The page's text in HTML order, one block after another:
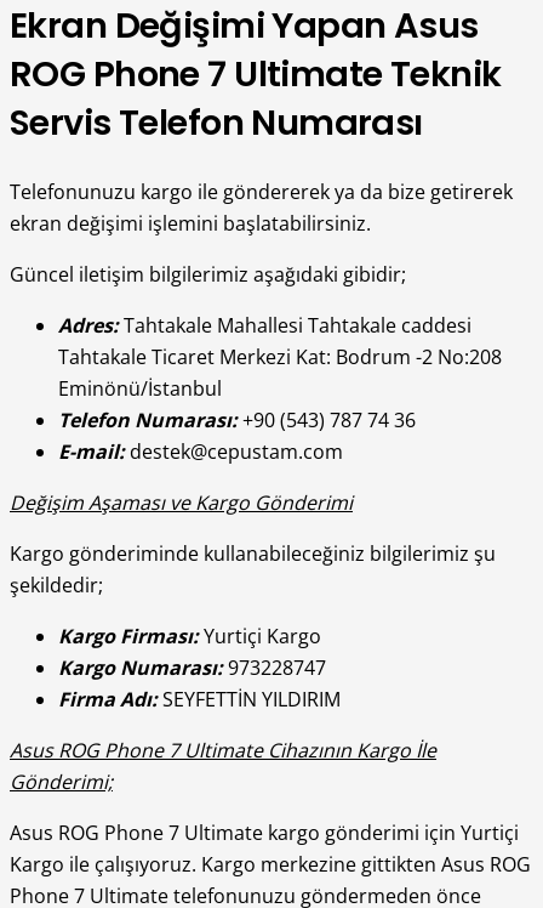
Ekran Değişimi Yapan Asus
ROG Phone 7 Ultimate Teknik
Servis Telefon Numarası
Telefonunuzu kargo ile göndererek ya da bize getirerek
ekran değişimi işlemini başlatabilirsiniz.
Güncel iletişim bilgilerimiz aşağıdaki gibidir;
Adres:Tahtakale Mahallesi Tahtakale caddesi
Tahtakale Ticaret Merkezi Kat: Bodrum -2 No:208
Eminönü/İstanbul
Telefon Numarası:+90 (543) 787 74 36
E-mail:destek@cepustam.com
Değişim Aşaması ve Kargo Gönderimi
Kargo gönderiminde kullanabileceğiniz bilgilerimiz şu
şekildedir;
Kargo Firması:Yurtiçi Kargo
Kargo Numarası:973228747
Firma Adı:SEYFETTİN YILDIRIM
Asus ROG Phone 7 Ultimate Cihazının Kargo İle
Gönderimi;
Asus ROG Phone 7 Ultimate kargo gönderimi için Yurtiçi
Kargo ile çalışıyoruz. Kargo merkezine gittikten Asus ROG
Phone 7 Ultimate telefonunuzu göndermeden önce